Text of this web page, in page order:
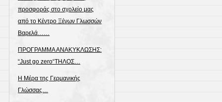
προσφοράς στο σχολείο μας
από το Κέντρο Ξένων Γλωσσών
Βαρελά……
ΠΡΟΓΡΑΜΜΑ ΑΝΑΚΥΚΛΩΣΗΣ:
“Just go zero“ΤΗΛΟΣ…
Η Μέρα της Γερμανικής
Γλώσσας…